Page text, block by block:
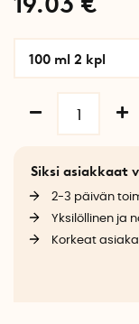
100 ml 2 kpl
Siksi asiakkaat
2-3 päivän
Yksilöllinen ja
Korkeat